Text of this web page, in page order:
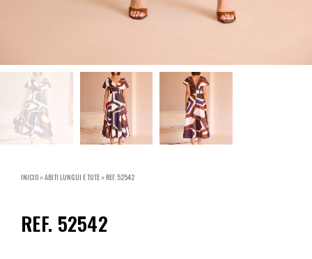
INICIO »ABITI LUNGUI E TUTE » REF. 52542
REF. 52542